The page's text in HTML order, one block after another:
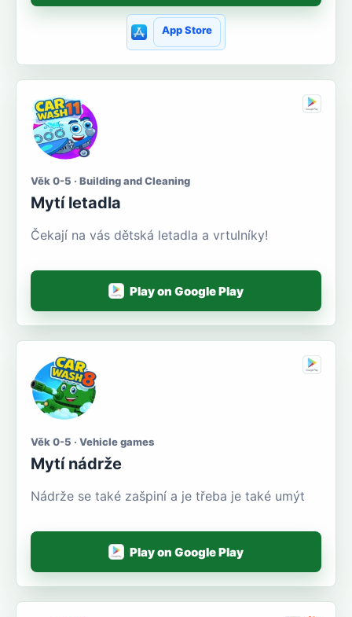
App Store
Věk 0-5 · Building and Cleaning
Mytí letadla
Čekají na vás dětská letadla a vrtulníky!
Play on Google Play
Věk 0-5 · Vehicle games
Mytí nádrže
Nádrže se také zašpiní a je třeba je také umýt
Play on Google Play